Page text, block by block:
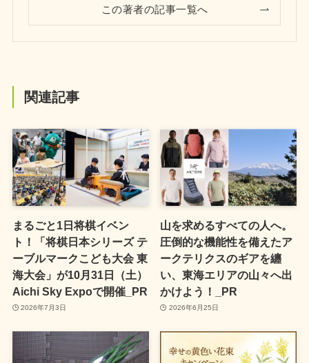
この著者の記事一覧へ
関連記事
まるごと1日将棋イベン
ト！「将棋日本シリーズ テ
ーブルマークこども大会 東
海大会」が10月31日（土）
Aichi Sky Expoで開催_PR
2026年7月3日
山を求めるすべての人へ。
圧倒的な機能性を備えたア
ークテリクスのギアを纏
い、東海エリアの山々へ出
かけよう！_PR
2026年6月25日